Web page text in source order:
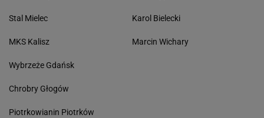
Stal Mielec
MKS Kalisz
Wybrzeże Gdańsk
Chrobry Głogów
Piotrkowianin Piotrków
Karol Bielecki
Marcin Wichary